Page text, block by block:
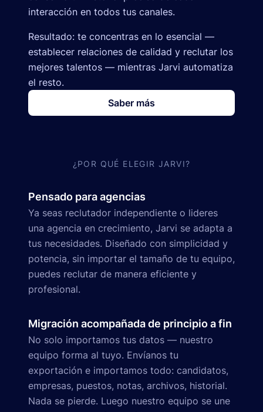
interacción en todos tus canales.
Resultado: te concentras en lo esencial —
establecer relaciones de calidad y reclutar los
mejores talentos — mientras Jarvi automatiza
el resto.
Saber más
¿POR QUÉ ELEGIR JARVI?
Pensado para agencias
Ya seas reclutador independiente o lideres
una agencia en crecimiento, Jarvi se adapta a
tus necesidades. Diseñado con simplicidad y
potencia, sin importar el tamaño de tu equipo,
puedes reclutar de manera eficiente y
profesional.
Migración acompañada de principio a fin
No solo importamos tus datos — nuestro
equipo forma al tuyo. Envíanos tu
exportación e importamos todo: candidatos,
empresas, puestos, notas, archivos, historial.
Nada se pierde. Luego nuestro equipo se une